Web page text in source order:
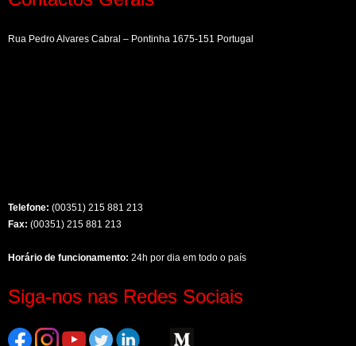
Rua Pedro Alvares Cabral – Pontinha 1675-151 Portugal
Telefone: (00351) 215 881 213
Fax: (00351) 215 881 213
Horário de funcionamento: 24h por dia em todo o país
Siga-nos nas Redes Sociais